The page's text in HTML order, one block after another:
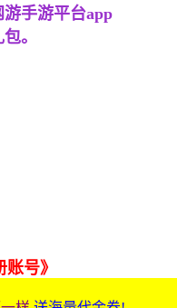
手游平台app
。
号》